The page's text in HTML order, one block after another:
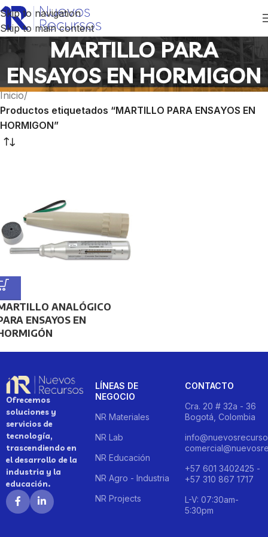
Skip to navigation
Skip to main content
MARTILLO PARA
ENSAYOS EN HORMIGON
Inicio/
Productos etiquetados “MARTILLO PARA ENSAYOS EN
HORMIGON”
ANALÓGICO
ENSAYOS EN
Ofrecemos
soluciones y
servicios de
tecnología,
trascendiendo en
el desarrollo de la
industria y la
educación.
LÍNEAS DE
NEGOCIO
NR Materiales
NR Lab
NR Educación
NR Agro - Industria
NR Projects
CONTACTO
Cra. 20 # 32a - 36
Bogotá, Colombia
+57 601 3402425 -
+57 310 867 1717
L-V: 07:30am-
5:30pm